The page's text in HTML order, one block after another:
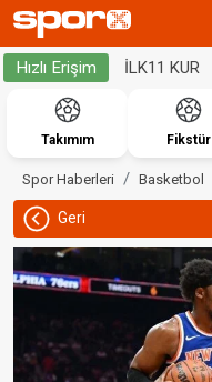
Hızlı Erişim İLK11 KUR
Takımım Fikstür
Spor Haberleri Basketbol
Geri